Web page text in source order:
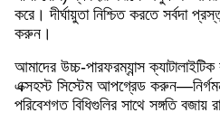
করে। দীর্ঘায়ুতা নিশ্চিত করতে সর্বদা
করুন।
আমাদের উচ্চ-পারফরম্যান্স
এক্সহস্ট সিস্টেম আপগ্রেড
পরিবেশগত বিধিগুলির সাথে সঙ্গতি বজায়